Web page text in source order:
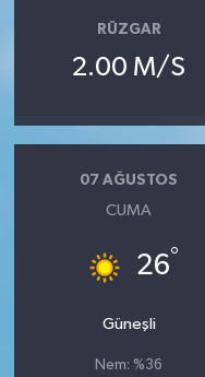
RÜZGAR
2.00 M/S
07 AĞUSTOS
CUMA
26°
Güneşli
Nem: %36